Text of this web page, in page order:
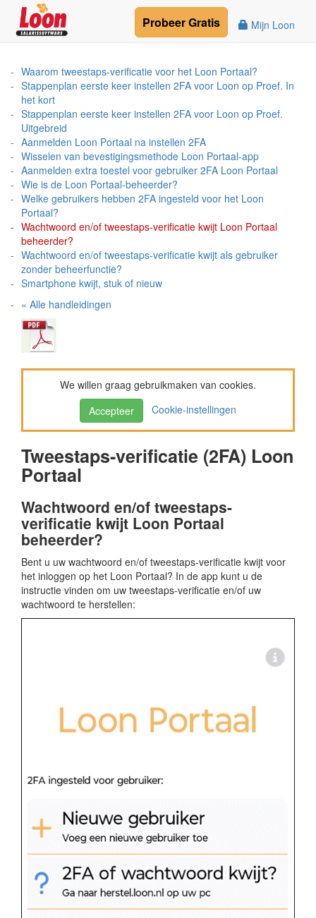
Mijn Loon
ProbeerGratis
Waarom tweestaps-verificatie voor het Loon Portaal?
Stappenplan eerste keer instellen 2FA voor Loon op Proef. In
het kort
Stappenplan eerste keer instellen 2FA voor Loon op Proef.
Uitgebreid
Aanmelden Loon Portaal na instellen 2FA
Wisselen van bevestigingsmethode Loon Portaal-app
Aanmelden extra toestel voor gebruiker 2FA Loon Portaal
Wie is de Loon Portaal-beheerder?
Welke gebruikers hebben 2FA ingesteld voor het Loon
Portaal?
Wachtwoord en/of tweestaps-verificatie kwijt Loon Portaal
beheerder?
Wachtwoord en/of tweestaps-verificatie kwijt als gebruiker
zonder beheerfunctie?
Smartphone kwijt, stuk of nieuw
« Alle handleidingen
We willen graag gebruikmaken van cookies.
Accepteer
Cookie-instellingen
Tweestaps-verificatie (2FA) Loon
Portaal
Wachtwoord en/of tweestaps-
verificatie kwijt Loon Portaal
beheerder?
Bent u uw wachtwoord en/of tweestaps-verificatie kwijt voor
het inloggen op het Loon Portaal? In de app kunt u de
instructie vinden om uw tweestaps-verificatie en/of uw
wachtwoord te herstellen: